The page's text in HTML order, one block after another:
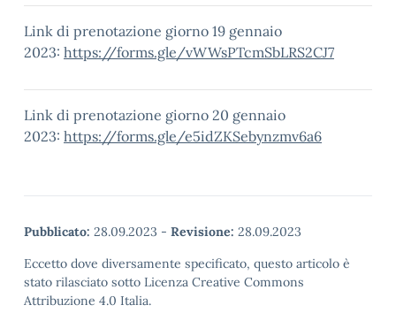
Link di prenotazione giorno 19 gennaio
2023: https://forms.gle/vWWsPTcmSbLRS2CJ7
Link di prenotazione giorno 20 gennaio
2023: https://forms.gle/e5idZKSebynzmv6a6
Pubblicato: 28.09.2023 - Revisione: 28.09.2023
Eccetto dove diversamente specificato, questo articolo è
stato rilasciato sotto Licenza Creative Commons
Attribuzione 4.0 Italia.